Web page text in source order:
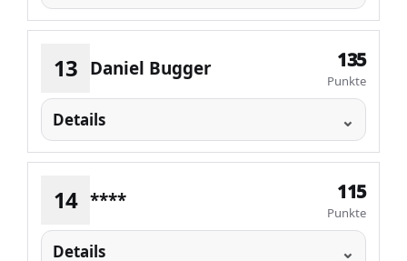
13 Daniel Bugger 135
Punkte
Details
14 **** 115
Punkte
Details